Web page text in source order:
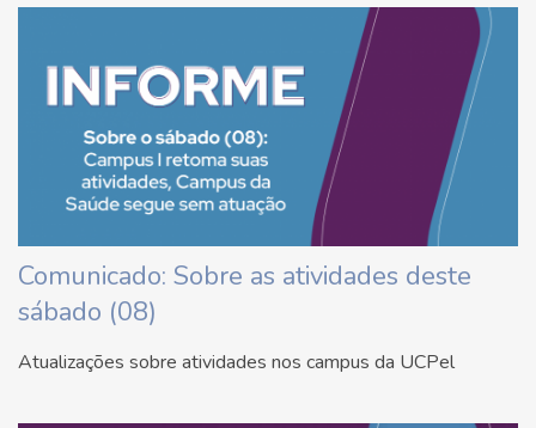
Comunicado: Sobre as atividades deste
sábado (08)
Atualizações sobre atividades nos campus da UCPel